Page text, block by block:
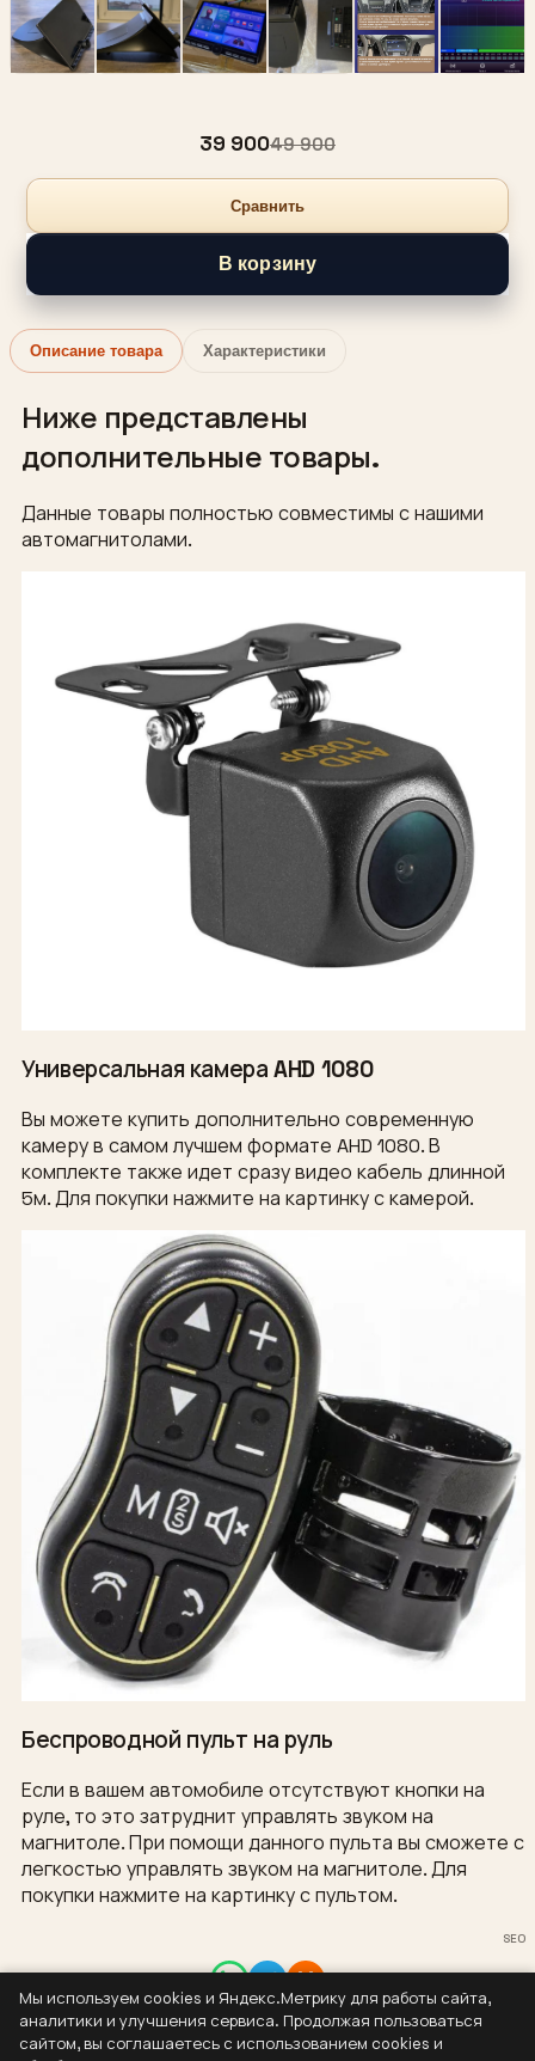
39 90049 900
Сравнить
В корзину
Описание товара Характеристики
Ниже представлены
дополнительные товары.
Данные товары полностью совместимы с нашими
автомагнитолами.
Универсальная камера AHD 1080
Вы можете купить дополнительно современную
камеру в самом лучшем формате AHD 1080. В
комплекте также идет сразу видео кабель длинной
5м. Для покупки нажмите на картинку с камерой.
Беспроводной пульт на руль
Если в вашем автомобиле отсутствуют кнопки на
руле, то это затруднит управлять звуком на
магнитоле. При помощи данного пульта вы сможете с
легкостью управлять звуком на магнитоле. Для
покупки нажмите на картинку с пультом.
SEO
Контакты
8 (937) 304-44-55
Мы используем cookies и Яндекс.Метрику для работы сайта,
аналитики и улучшения сервиса. Продолжая пользоваться
сайтом, вы соглашаетесь с использованием cookies и